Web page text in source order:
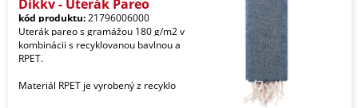
Dikky - Uterák Pareo
kód produktu:21796006000
Uterák pareo s gramážou 180 g/m2 v
kombinácii s recyklovanou bavlnou a
RPET.
Materiál RPET je vyrobený z recyklo